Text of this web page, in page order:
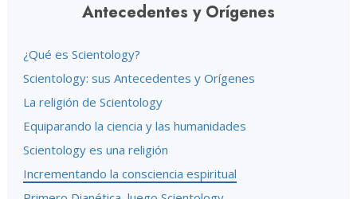
Antecedentes y Orígenes
¿Qué es Scientology?
Scientology: sus Antecedentes y Orígenes
La religión de Scientology
Equiparando la ciencia y las humanidades
Scientology es una religión
Incrementando la consciencia espiritual